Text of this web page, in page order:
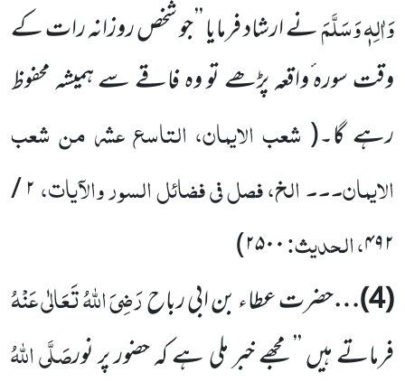
وَاٰلِہٖ وَسَلَّمَنے ارشاد فرمایا ’’ جو شخص روزانہ رات کے
وقت سورہ ٔواقعہ پڑھے تو وہ فاقے سے ہمیشہ محفوظ
رہے گا۔( شعب الایمان، التاسع عشر من شعب
الایمان۔۔۔ الخ، فصل فی فضائل السور والآیات،۲/
۴۹۲، الحدیث:۲۵۰۰)
(
4
)…حضرت عطاء بن ابی رباحرَضِیَ اللہُ تَعَالٰی عَنْہُ
فرماتے ہیں ’’ مجھے خبر ملی ہے کہ حضور پر نورصَلَّی اللہُ